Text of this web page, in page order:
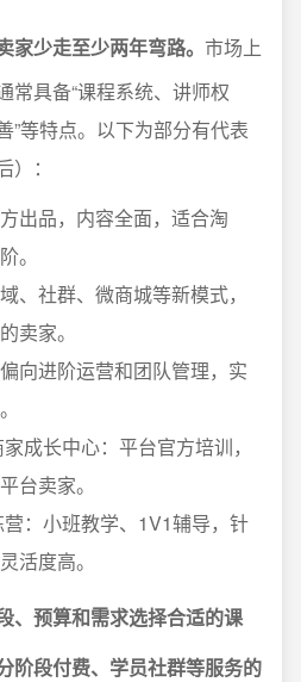
少走至少两年弯路。 市场上
常具备“课程系统、讲师权
”等特点。以下为部分有代表
：
出品，内容全面，适合淘
。
、社群、微商城等新模式，
卖家。
向进阶运营和团队管理，实
成长中心：平台官方培训，
台卖家。
：小班教学、1V1辅导，针
活度高。
、预算和需求选择合适的课
阶段付费、学员社群等服务的